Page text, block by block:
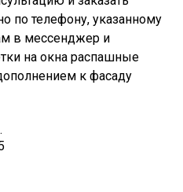
по телефону, указанному
в мессенджер и
на окна распашные
к фасаду